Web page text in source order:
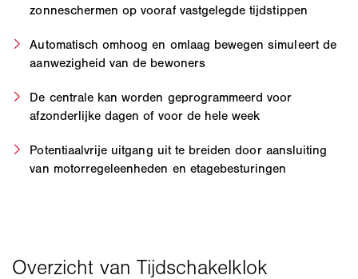
zonneschermen op vooraf vastgelegde tijdstippen
Automatisch omhoog en omlaag bewegen simuleert de
aanwezigheid van de bewoners
De centrale kan worden geprogrammeerd voor
afzonderlijke dagen of voor de hele week
Potentiaalvrije uitgang uit te breiden door aansluiting
van motorregeleenheden en etagebesturingen